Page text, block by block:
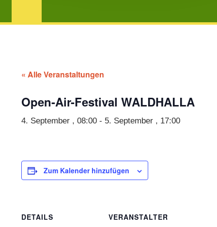
« Alle Veranstaltungen
Open-Air-Festival WALDHALLA
4. September , 08:00 - 5. September , 17:00
Zum Kalender hinzufügen
DETAILS
VERANSTALTER